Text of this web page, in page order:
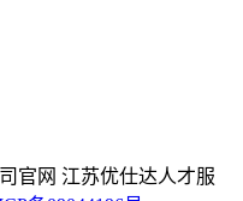
官网 江苏优仕达人才服